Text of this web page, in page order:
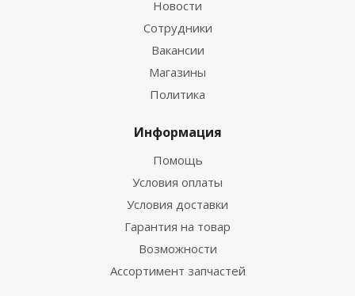
Новости
Сотрудники
Вакансии
Магазины
Политика
Информация
Помощь
Условия оплаты
Условия доставки
Гарантия на товар
Возможности
Ассортимент запчастей